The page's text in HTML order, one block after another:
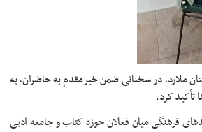
ملارد، در سخنانی ضمن خیرمقدم به حاضران، به
تأکید کرد.
فرهنگی میان فعالان حوزه کتاب و جامعه ادبی